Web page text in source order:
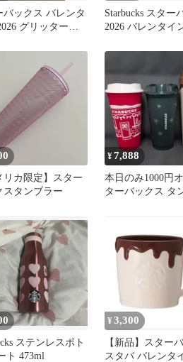
バックス バレンタ
グリッタータ
Starbucks スター
2026 バレンタイ
リカ限定】スター
スタンブラー
¥7,888
本日のみ1000円
ターバックス タ
ステンレスボト
ト 473ml
¥ 3,300
【新品】スター
スタバ バレンタ